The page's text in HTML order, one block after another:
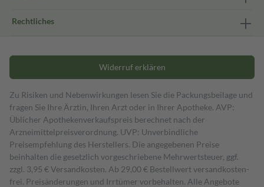
Rechtliches
Widerruf erklären
Zu Risiken und Nebenwirkungen lesen Sie die Packungsbeilage und
fragen Sie Ihre Ärztin, Ihren Arzt oder in Ihrer Apotheke. AVP:
Üblicher Apothekenverkaufspreis berechnet nach der
Arzneimittelpreisverordnung. UVP: Unverbindliche
Preisempfehlung des Herstellers. Die angegebenen Preise
beinhalten die gesetzlich vorgeschriebene Mehrwertsteuer, ggf.
zzgl. 3,95 € Versandkosten. Ab 29,00 € Bestell­wert versand­kosten­
frei. Preisänderungen und Irrtümer vorbehalten. Alle Angebote